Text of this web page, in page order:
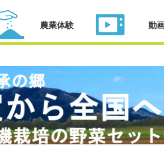
農業体験 動